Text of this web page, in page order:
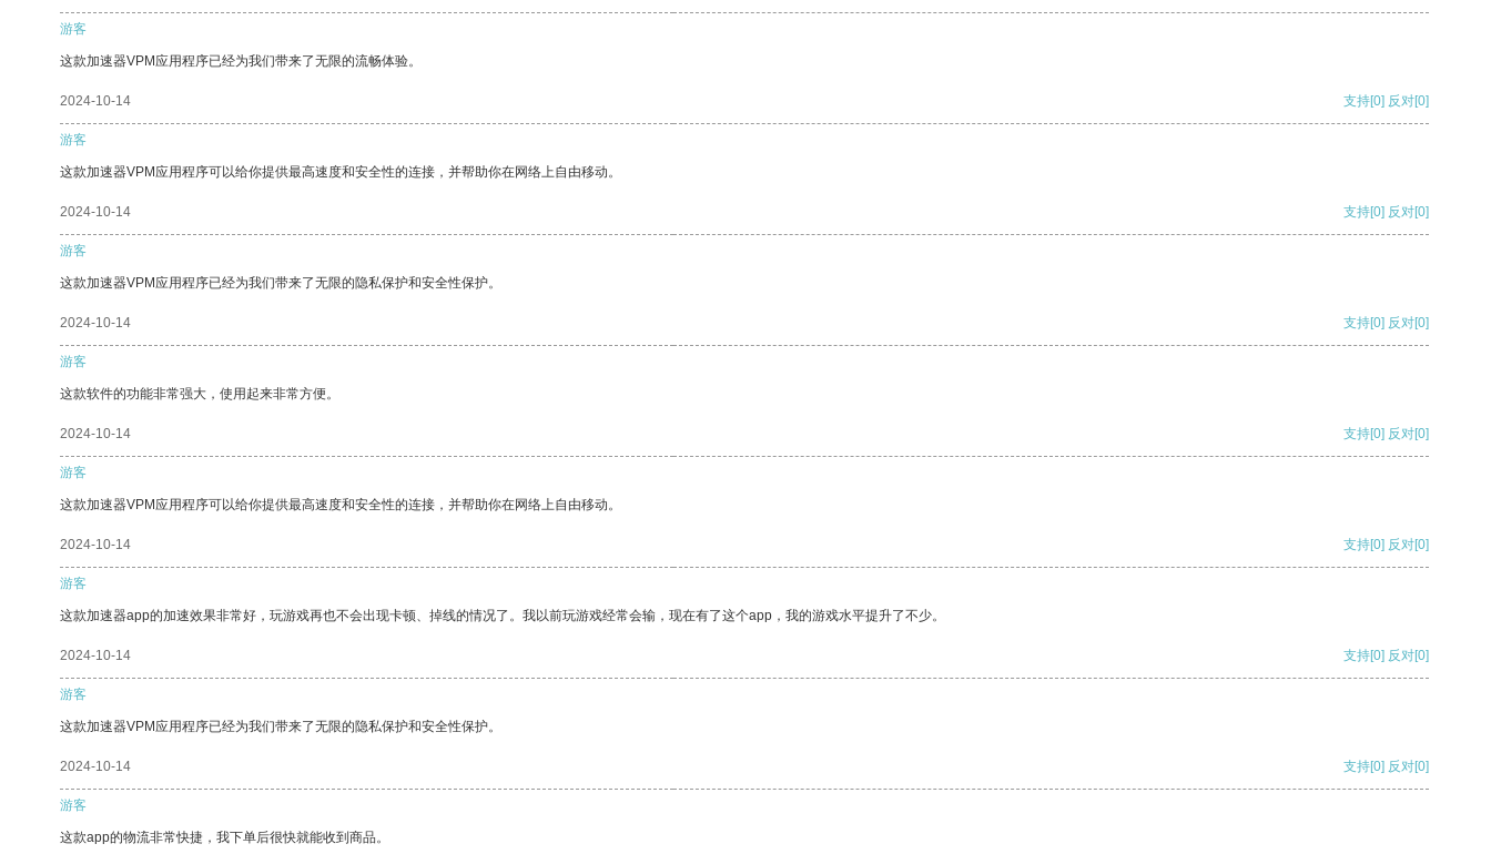
游客
这款加速器VPM应用程序已经为我们带来了无限的流畅体验。
2024-10-14 支持[0] 反对[0]
游客
这款加速器VPM应用程序可以给你提供最高速度和安全性的连接，并帮助你在网络上自由移动。
2024-10-14 支持[0] 反对[0]
游客
这款加速器VPM应用程序已经为我们带来了无限的隐私保护和安全性保护。
2024-10-14 支持[0] 反对[0]
游客
这款软件的功能非常强大，使用起来非常方便。
2024-10-14 支持[0] 反对[0]
游客
这款加速器VPM应用程序可以给你提供最高速度和安全性的连接，并帮助你在网络上自由移动。
2024-10-14 支持[0] 反对[0]
游客
这款加速器app的加速效果非常好，玩游戏再也不会出现卡顿、掉线的情况了。我以前玩游戏经常会输，现在有了这个app，我的游戏水平提升了不少。
2024-10-14 支持[0] 反对[0]
游客
这款加速器VPM应用程序已经为我们带来了无限的隐私保护和安全性保护。
2024-10-14 支持[0] 反对[0]
游客
这款app的物流非常快捷，我下单后很快就能收到商品。